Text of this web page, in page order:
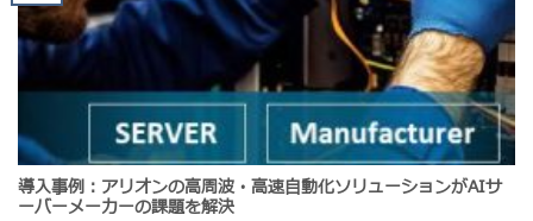
導入事例：アリオンの高周波・高速自動化ソリューションがAIサ
ーバーメーカーの課題を解決